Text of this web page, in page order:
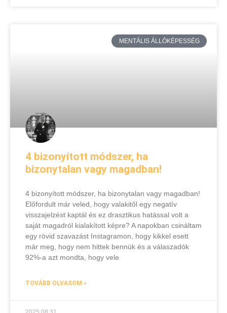
MENTÁLIS ÁLLÓKÉPESSÉG
4 bizonyított módszer, ha
bizonytalan vagy magadban!
4 bizonyított módszer, ha bizonytalan vagy magadban!
Előfordult már veled, hogy valakitől egy negatív
visszajelzést kaptál és ez drasztikus hatással volt a
saját magadról kialakított képre? A napokban csináltam
egy rövid szavazást Instagramon, hogy kikkel esett
már meg, hogy nem hittek bennük és a válaszadók
92%-a azt mondta, hogy vele
TOVÁBB OLVASOM »